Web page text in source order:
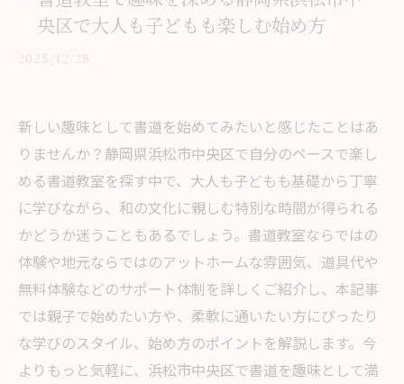
央区で大人も子どもも楽しむ始め方
2025/12/28
新しい趣味として書道を始めてみたいと感じたことはあ
りませんか？静岡県浜松市中央区で自分のペースで楽し
める書道教室を探す中で、大人も子どもも基礎から丁寧
に学びながら、和の文化に親しむ特別な時間が得られる
かどうか迷うこともあるでしょう。書道教室ならではの
体験や地元ならではのアットホームな雰囲気、道具代や
無料体験などのサポート体制を詳しくご紹介し、本記事
では親子で始めたい方や、柔軟に通いたい方にぴったり
な学びのスタイル、始め方のポイントを解説します。今
よりもっと気軽に、浜松市中央区で書道を趣味として満